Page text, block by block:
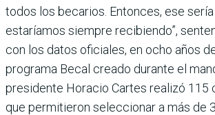
todos los becarios. Entonces, ese
estaríamos siempre recibiendo”,
con los datos oficiales, en ocho años
programa Becal creado durante el
presidente Horacio Cartes realizó 115
que permitieron seleccionar a más de